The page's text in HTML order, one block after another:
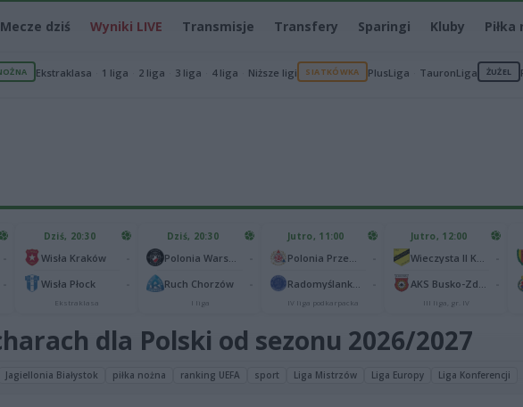
Mecze dziś Wyniki LIVE Transmisje Transfery Sparingi Kluby Piłka
Ekstraklasa 1 liga 2 liga 3 liga 4 liga Niższe ligi SIATKÓWKA PlusLiga TauronLiga ŻUŻEL
Dziś, 20:30
Wisła Kraków
Wisła Płock
Ekstraklasa
Dziś, 20:30
Ruch Chorzów
I liga
Jutro, 11:00
IV liga podkarpacka
Jutro, 12:00
III liga, gr. IV
dla Polski od sezonu 2026/2027
Jagiellonia Białystok piłka nożna ranking UEFA sport Liga Mistrzów Liga Europy Liga Konferencji